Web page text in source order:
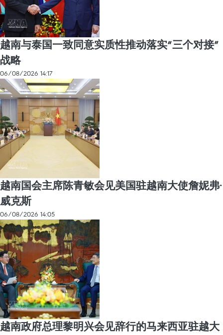
越南与泰国一致同意实质性推动落实“三个对接”
战略
06/08/2026 14:17
越南国会主席陈青敏会见美国驻越南大使詹妮弗·
威克斯
06/08/2026 14:05
越南政府总理黎明兴会见辞行的马来西亚驻越大